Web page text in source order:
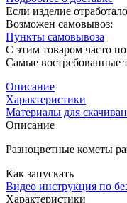
Если изделие
Возможен самовывоз:
Пункты самовывоза
С этим товаром часто
Самые востребованные
Описание
Характеристики
Материалы для
Описание
Разноцветные кометы
Как запускать
Видео инструкция по
Характеристики